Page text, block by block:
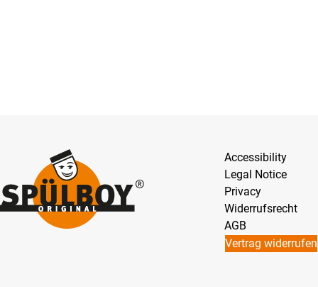
Accessibility
Legal Notice
Privacy
Widerrufsrecht
AGB
Vertrag widerrufen